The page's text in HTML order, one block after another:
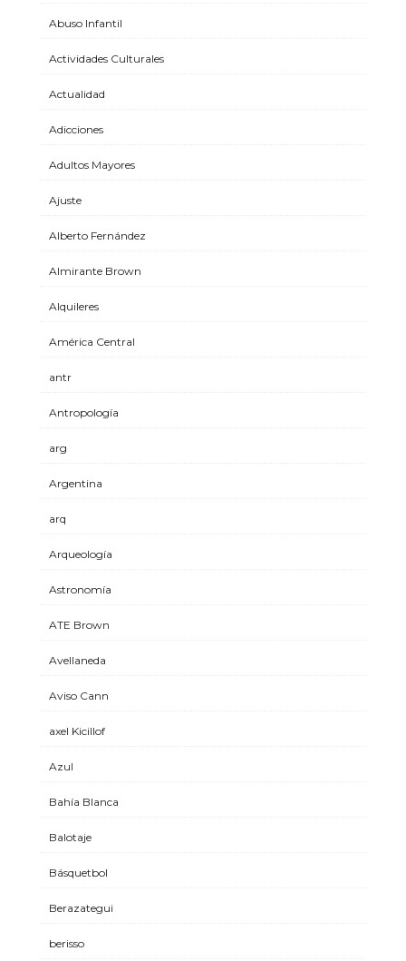
Abuso Infantil
Actividades Culturales
Actualidad
Adicciones
Adultos Mayores
Ajuste
Alberto Fernández
Almirante Brown
Alquileres
América Central
antr
Antropología
arg
Argentina
arq
Arqueología
Astronomía
ATE Brown
Avellaneda
Aviso Cann
axel Kicillof
Azul
Bahía Blanca
Balotaje
Básquetbol
Berazategui
berisso